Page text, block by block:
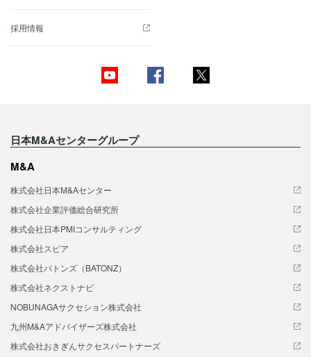
採用情報
日本M&Aセンターグループ
M&A
株式会社日本M&Aセンター
株式会社企業評価総合研究所
株式会社日本PMIコンサルティング
株式会社スピア
株式会社バトンズ（BATONZ）
株式会社ネクストナビ
NOBUNAGAサクセション株式会社
九州M&Aアドバイザーズ株式会社
株式会社おきぎんサクセスパートナーズ